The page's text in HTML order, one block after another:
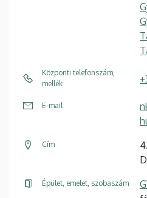
Központi telefonszám,
mellék
E-mail
Cím
Épület, emelet, szobaszám